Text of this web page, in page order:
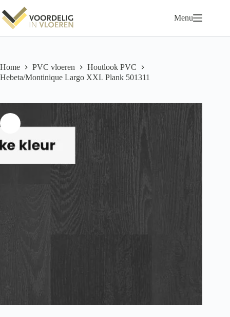
naar
de
inhoud
Menu
Home PVC vloeren
Houtlook PVC
Hebeta/Montinique Largo XXL Plank 501311